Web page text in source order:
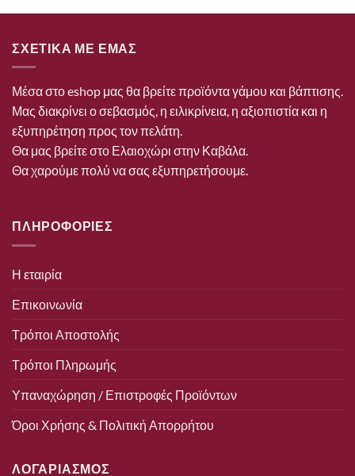
ΣΧΕΤΙΚΑ ΜΕ ΕΜΑΣ
Μέσα στο eshop μας θα βρείτε προϊόντα γάμου και βάπτισης.
Μας διακρίνει ο σεβασμός, η ειλικρίνεια, η αξιοπιστία και η
εξυπηρέτηση προς τον πελάτη.
Θα μας βρείτε στο Ελαιοχώρι στην Καβάλα.
Θα χαρούμε πολύ να σας εξυπηρετήσουμε.
ΠΛΗΡΟΦΟΡΙΕΣ
Η εταιρία
Επικοινωνία
Τρόποι Αποστολής
Τρόποι Πληρωμής
Υπαναχώρηση / Επιστροφές Προϊόντων
Όροι Χρήσης & Πολιτική Απορρήτου
ΛΟΓΑΡΙΑΣΜΟΣ